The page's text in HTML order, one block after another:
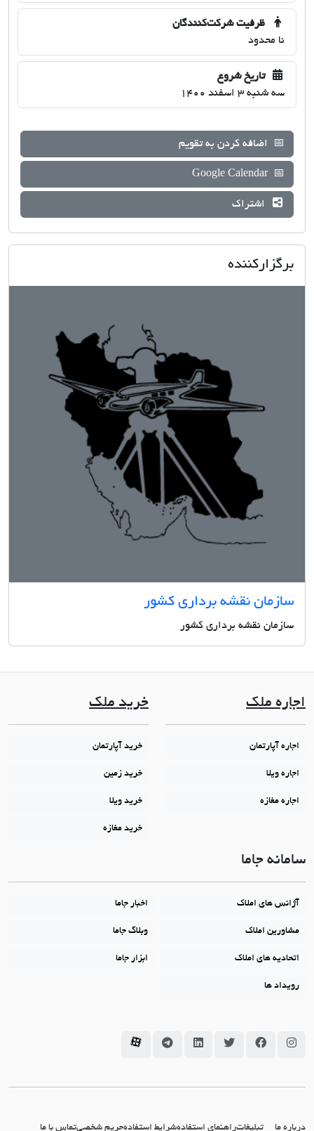
ظرفیت شرکت‌کنندگان
نا محدود
تاریخ شروع
سه شنبه 3 اسفند 1400
📅 اضافه کردن به تقویم
📅
Google Calendar
اشتراک
برگزارکننده
سازمان نقشه برداری کشور
سازمان نقشه برداری کشور
اجاره ملک
اجاره آپارتمان
اجاره ویلا
اجاره مغازه
خرید ملک
خرید آپارتمان
خرید زمین
خرید ویلا
خرید مغازه
سامانه جاما
آژانس های املاک اخبار جاما
مشاورین املاک وبلاگ جاما
اتحادیه های املاک ابزار جاما
رویداد ها
سامانه جاما در اینستاگرام
سامانه جاما در فیسبوک
سامانه جاما در توئیتر
سامانه جاما در لینکداین
سامانه جاما در تلگرام
سامانه جاما در آپارات
درباره ما تبلیغاتراهنمای استفادهشرایط استفادهحریم شخصیتماس با ما